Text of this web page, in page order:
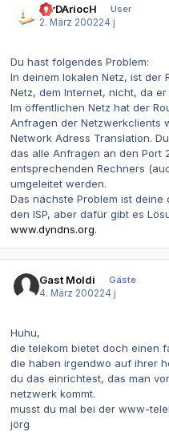
LorDAriocH
User
2. März 200224 j
Du hast folgendes Problem:
In deinem lokalen Netz, ist der
Netz, dem Internet, nicht, da
Im öffentlichen Netz hat der
Anfragen der Netzwerkclients
Network Adress Translation.
das alle Anfragen an den Port
entsprechenden Rechners
umgeleitet werden.
Das nächste Problem ist
den ISP, aber dafür gibt es
www.dyndns.org.
Gast Moldi
Gäste
4. März 200224 j
Huhu,
die telekom bietet doch einen
die haben irgendwo auf ihrer
du das einrichtest, das man
netzwerk kommt.
musst du mal bei der www-
jörg